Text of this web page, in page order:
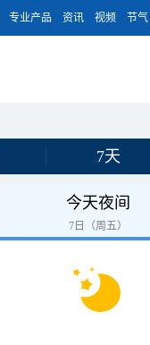
专业产品 资讯 视频 节气
7天
今天夜间
7日（周五）